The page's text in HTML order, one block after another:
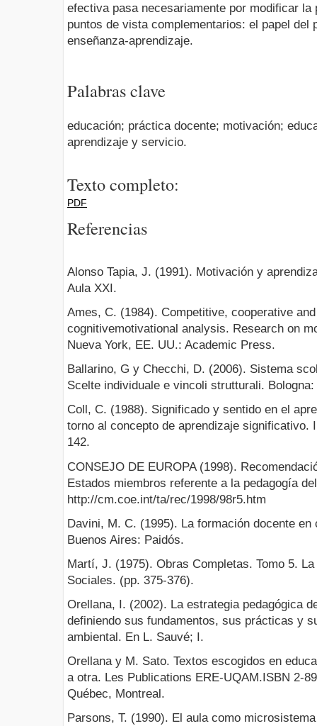
efectiva pasa necesariamente por modificar la
puntos de vista complementarios: el papel del
enseñanza-aprendizaje.
Palabras clave
educación; práctica docente; motivación;
aprendizaje y servicio.
Texto completo:
PDF
Referencias
Alonso Tapia, J. (1991). Motivación y
Aula XXI.
Ames, C. (1984). Competitive, cooperative
cognitivemotivational analysis. Research on
Nueva York, EE. UU.: Academic Press.
Ballarino, G y Checchi, D. (2006). Sistema
Scelte individuale e vincoli strutturali.
Coll, C. (1988). Significado y sentido en el
torno al concepto de aprendizaje significativo.
142.
CONSEJO DE EUROPA (1998).
Estados miembros referente a la pedagogía
http://cm.coe.int/ta/rec/1998/98r5.htm
Davini, M. C. (1995). La formación docente
Buenos Aires: Paidós.
Martí, J. (1975). Obras Completas. Tomo 5.
Sociales. (pp. 375-376).
Orellana, I. (2002). La estrategia pedagógica
definiendo sus fundamentos, sus prácticas y
ambiental. En L. Sauvé; I.
Orellana y M. Sato. Textos escogidos en
a otra. Les Publications ERE-UQAM.ISBN 2-
Québec, Montreal.
Parsons, T. (1990). El aula como